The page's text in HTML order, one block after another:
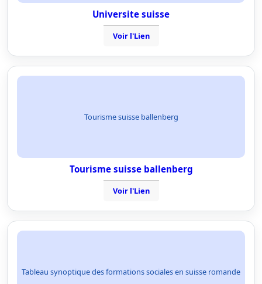
Universite suisse
Voir l'Lien
Tourisme suisse ballenberg
Tourisme suisse ballenberg
Voir l'Lien
Tableau synoptique des formations sociales en suisse romande